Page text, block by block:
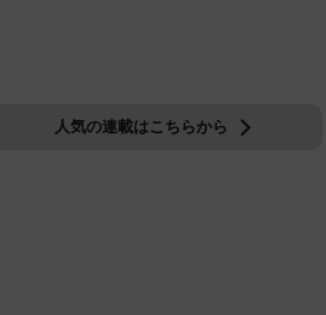
人気の連載はこちらから